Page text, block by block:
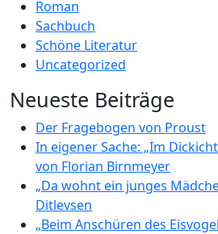
Roman
Sachbuch
Schöne Literatur
Uncategorized
Neueste Beiträge
Der Fragebogen von Proust
In eigener Sache: „Im
von Florian Birnmeyer
„Da wohnt ein junges
Ditlevsen
„Beim Anschüren des